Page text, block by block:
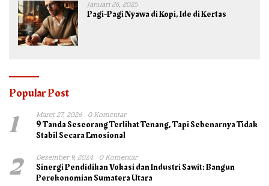
Januari 26, 2025
Pagi-Pagi Nyawa di Kopi, Ide di Kertas
Popular Post
1 Maret 27, 2026 0 Komentar
9 Tanda Seseorang Terlihat Tenang, Tapi Sebenarnya Tidak
Stabil Secara Emosional
2 Desember 9, 2024 0 Komentar
Sinergi Pendidikan Vokasi dan Industri Sawit: Bangun
Perekonomian Sumatera Utara